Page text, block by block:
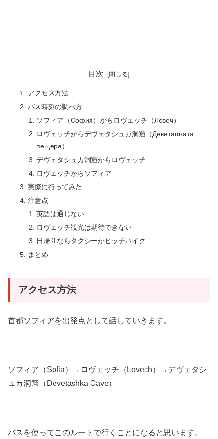
目次
アクセス方法
バス時刻の調べ方
ソフィア（София）からロヴェッチ（Ловеч）
ロヴェッチからデヴェタシュカ洞窟（Деветашката
пещера）
デヴェタシュカ洞窟からロヴェッチ
ロヴェッチからソフィア
実際に行ってみた
注意点
英語は通じない
ロヴェッチ観光は期待できない
日帰りならタクシーかヒッチハイク
まとめ
アクセス方法
首都ソフィアを出発点として話していきます。
ソフィア（Sofia）→ロヴェッチ（Lovech）→デヴェタシ
ュカ洞窟（Devetashka Cave）
バスを使ってこのルートで行くことになると思います。